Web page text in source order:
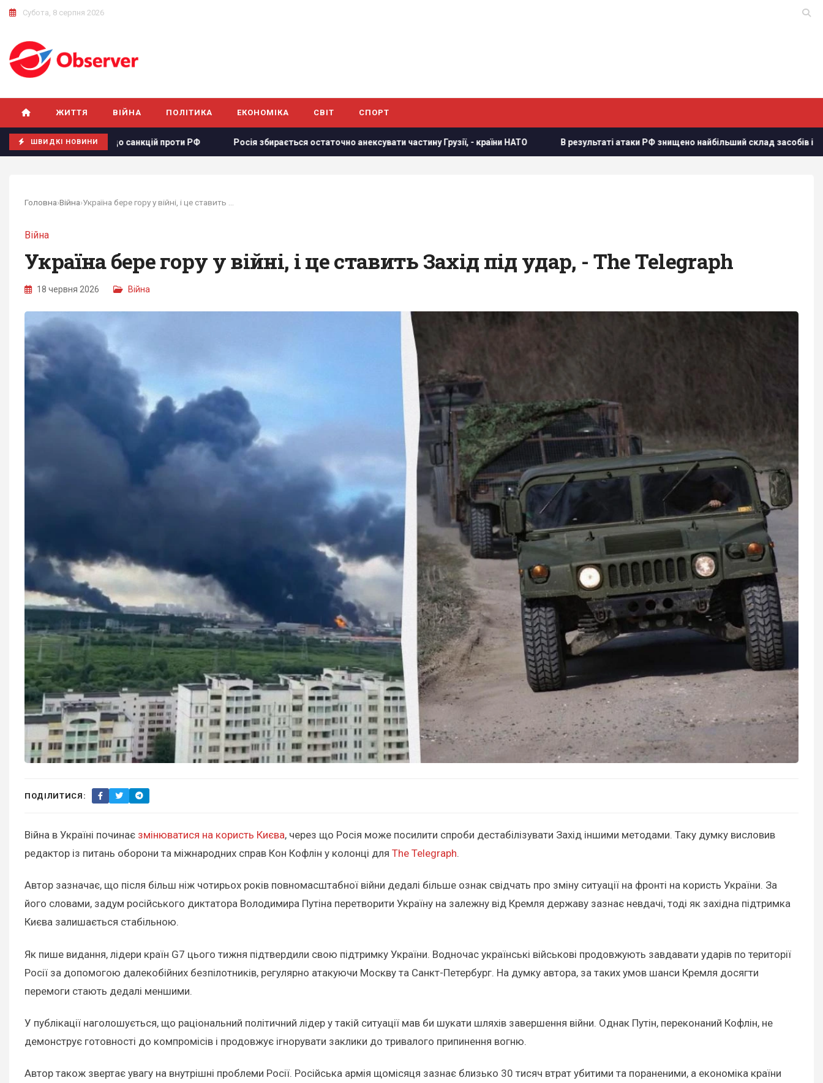
Субота, 8 серпня 2026
ЖИТТЯ ВІЙНА ПОЛІТИКА ЕКОНОМІКА СВІТ СПОРТ
ШВИДКІ НОВИНИ
щодо санкцій проти РФ Росія збирається остаточно анексувати частину Грузії, - країни НАТО В результаті атаки РФ знищено найбільший склад засобів індивідуального
Головна›Війна›
Війна
Україна бере гору у війні, і це ставить Захід під удар, - The Telegraph
18 червня 2026 Війна
ПОДІЛИТИСЯ:
Війна в Україні починає змінюватися на користь Києва, через що Росія може посилити спроби дестабілізувати Захід іншими методами. Таку думку висловив
редактор із питань оборони та міжнародних справ Кон Кофлін у колонці для The Telegraph.
Автор зазначає, що після більш ніж чотирьох років повномасштабної війни дедалі більше ознак свідчать про зміну ситуації на фронті на користь України. За
його словами, задум російського диктатора Володимира Путіна перетворити Україну на залежну від Кремля державу зазнає невдачі, тоді як західна підтримка
Києва залишається стабільною.
Як пише видання, лідери країн G7 цього тижня підтвердили свою підтримку України. Водночас українські військові продовжують завдавати ударів по території
Росії за допомогою далекобійних безпілотників, регулярно атакуючи Москву та Санкт-Петербург. На думку автора, за таких умов шанси Кремля досягти
перемоги стають дедалі меншими.
У публікації наголошується, що раціональний політичний лідер у такій ситуації мав би шукати шляхів завершення війни. Однак Путін, переконаний Кофлін, не
демонструє готовності до компромісів і продовжує ігнорувати заклики до тривалого припинення вогню.
Автор також звертає увагу на внутрішні проблеми Росії. Російська армія щомісяця зазнає близько 30 тисяч втрат убитими та пораненими, а економіка країни